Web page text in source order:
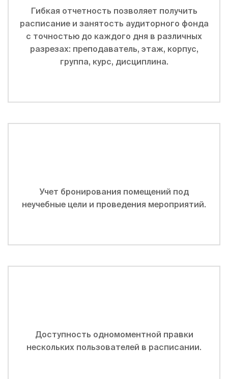
Гибкая отчетность позволяет получить
расписание и занятость аудиторного фонда
с точностью до каждого дня в различных
разрезах: преподаватель, этаж, корпус,
группа, курс, дисциплина.
Учет бронирования помещений под
неучебные цели и проведения мероприятий.
Доступность одномоментной правки
нескольких пользователей в расписании.